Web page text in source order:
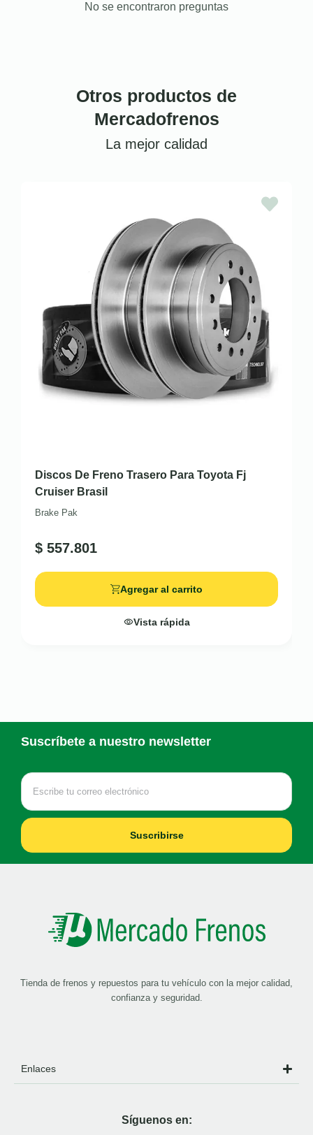
No se encontraron preguntas
Otros productos de
Mercadofrenos
La mejor calidad
Discos De Freno Trasero Para Toyota Fj
Cruiser Brasil
Brake Pak
$ 557.801
Agregar al carrito
Vista rápida
Suscríbete a nuestro newsletter
Suscribirse
Tienda de frenos y repuestos para tu vehículo con la mejor calidad,
confianza y seguridad.
Enlaces
Síguenos en: